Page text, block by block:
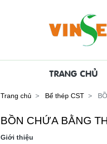
TRANG CHỦ
Trang chủ Bể thép CST
BỒN CHỨA BẰNG
Giới thiệu